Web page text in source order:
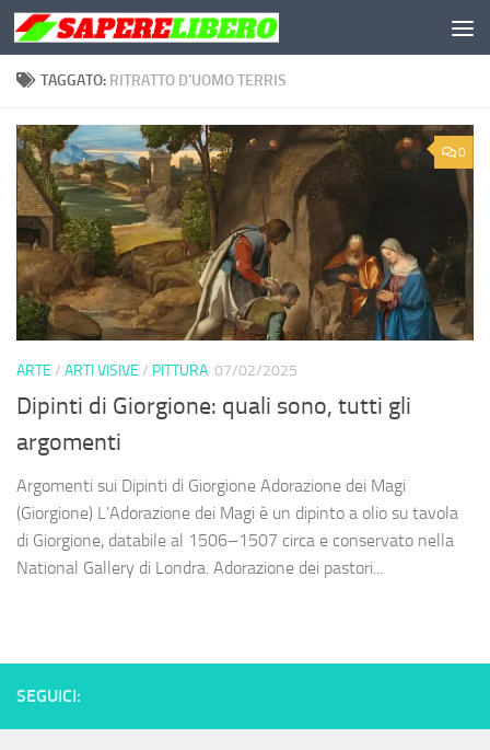
Salta al contenuto
TAGGATO: RITRATTO D’UOMO TERRIS
0
ARTE / ARTI VISIVE / PITTURA 07/02/2025
Dipinti di Giorgione: quali sono, tutti gli
argomenti
Argomenti sui Dipinti di Giorgione Adorazione dei Magi
(Giorgione) L’Adorazione dei Magi è un dipinto a olio su tavola
di Giorgione, databile al 1506–1507 circa e conservato nella
National Gallery di Londra. Adorazione dei pastori...
SEGUICI: